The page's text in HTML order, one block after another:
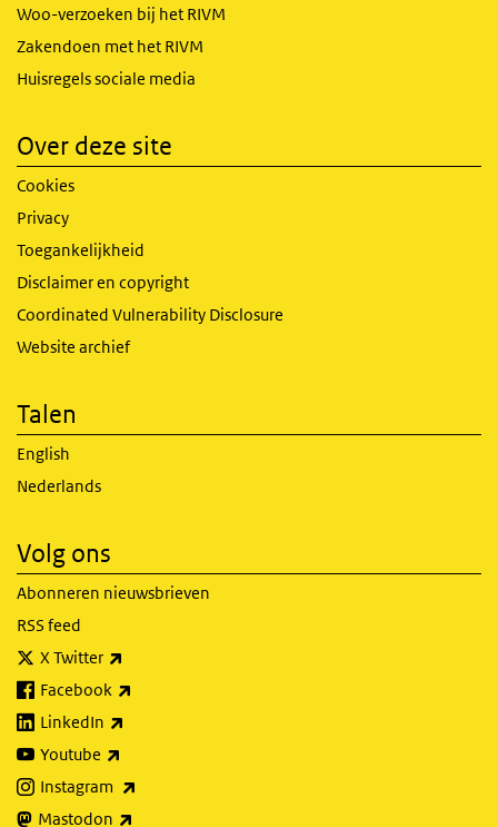
Woo-verzoeken bij het RIVM
Zakendoen met het RIVM
Huisregels sociale media
Over deze site
Cookies
Privacy
Toegankelijkheid
Disclaimer en copyright
Coordinated Vulnerability Disclosure
Website archief
Talen
English
Nederlands
Volg ons
Abonneren nieuwsbrieven
RSS feed
X Twitter
Facebook
LinkedIn
Youtube
Instagram
Mastodon